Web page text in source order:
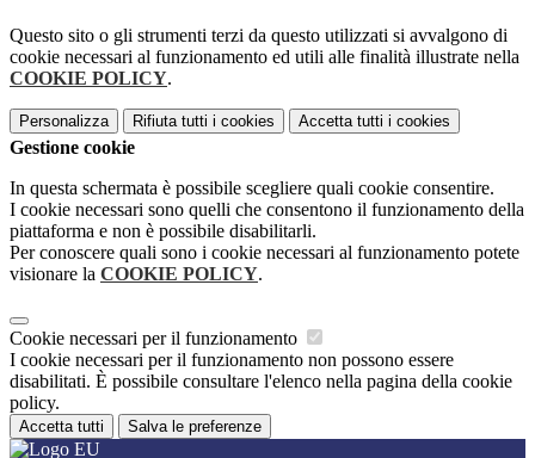
Questo sito o gli strumenti terzi da questo utilizzati si avvalgono di
cookie necessari al funzionamento ed utili alle finalità illustrate nella
COOKIE POLICY.
Personalizza Rifiuta tutti i cookies Accetta tutti i cookies
Gestione cookie
In questa schermata è possibile scegliere quali cookie consentire.
I cookie necessari sono quelli che consentono il funzionamento della
piattaforma e non è possibile disabilitarli.
Per conoscere quali sono i cookie necessari al funzionamento potete
visionare la COOKIE POLICY.
Cookie necessari per il funzionamento
I cookie necessari per il funzionamento non possono essere
disabilitati. È possibile consultare l'elenco nella pagina della cookie
policy.
Accetta tutti Salva le preferenze